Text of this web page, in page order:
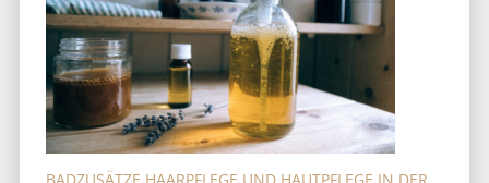
BADZUSÄTZE HAARPFLEGE UND HAUTPFLEGE IN DER